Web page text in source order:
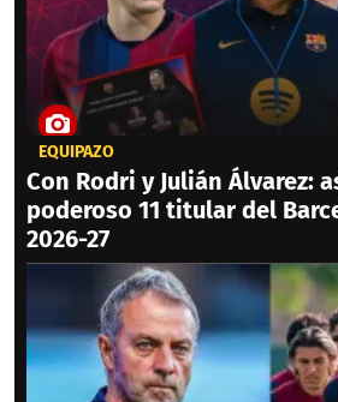
EQUIPAZO
Con Rodri y Julián Álvarez:
poderoso 11 titular del
2026-27